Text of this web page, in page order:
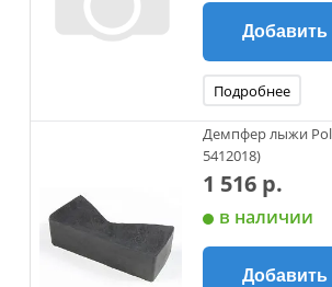
Добавить
Подробнее
Демпфер лыжи
5412018)
1 516 р.
в наличии
Добавить